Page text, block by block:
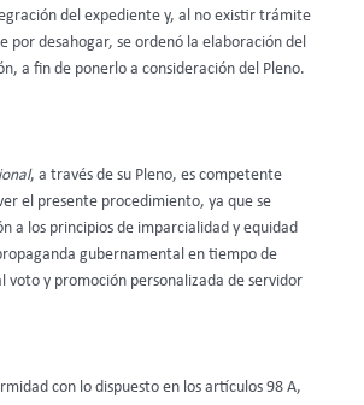
del expediente y, al no existir trámite
por desahogar, se ordenó la elaboración del
a fin de ponerlo a consideración del Pleno.
, a través de su Pleno, es competente
el presente procedimiento, ya que se
a los principios de imparcialidad y equidad
gubernamental en tiempo de
voto y promoción personalizada de servidor
con lo dispuesto en los artículos 98 A,